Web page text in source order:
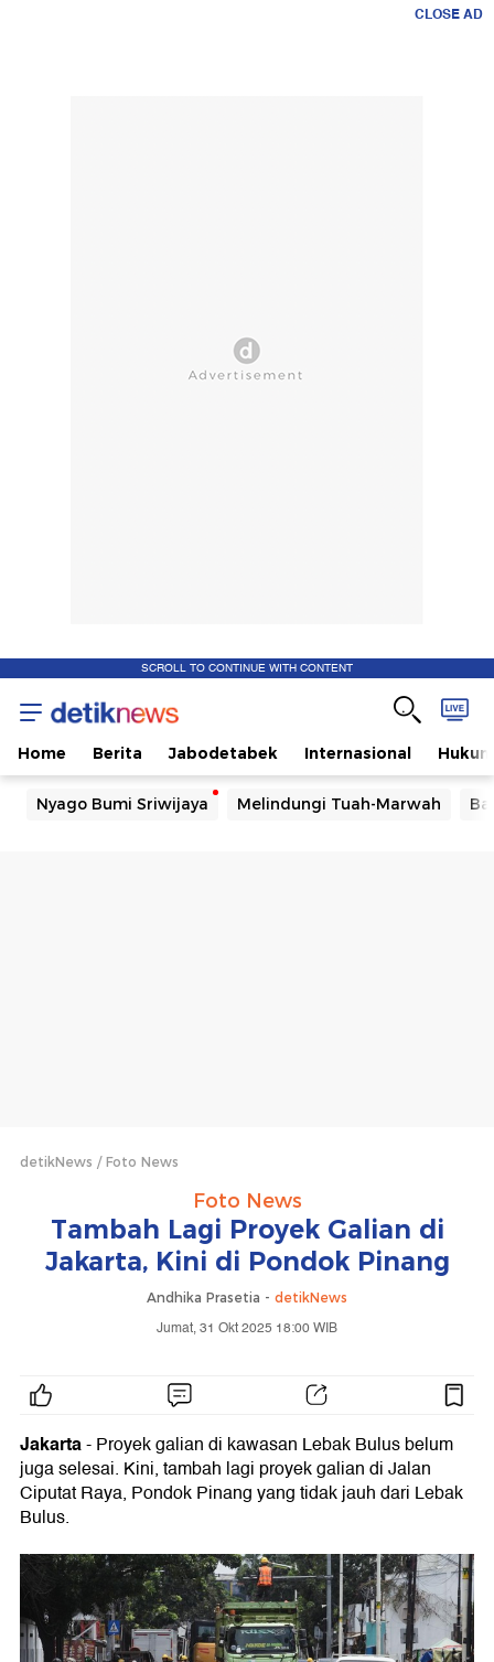
CLOSE AD
SCROLL TO CONTINUE WITH CONTENT
Home Berita Jabodetabek Internasional Hukum
Nyago Bumi Sriwijaya Melindungi Tuah-Marwah
detikNews Foto News
Foto News
Tambah Lagi Proyek Galian di
Jakarta, Kini di Pondok Pinang
Andhika Prasetia - detikNews
Jumat, 31 Okt 2025 18:00 WIB
Jakarta- Proyek galian di kawasan Lebak Bulus belum
juga selesai. Kini, tambah lagi proyek galian di Jalan
Ciputat Raya, Pondok Pinang yang tidak jauh dari Lebak
Bulus.